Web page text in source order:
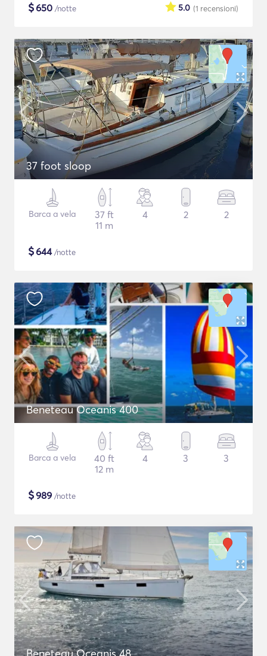
$650 /notte (1 recensioni)
5.0
37 foot sloop
Barca a vela
37 ft
11 m
4 2 2
$644/notte
Beneteau Oceanis 400
Barca a vela
40 ft
12 m
4 3 3
$989 /notte